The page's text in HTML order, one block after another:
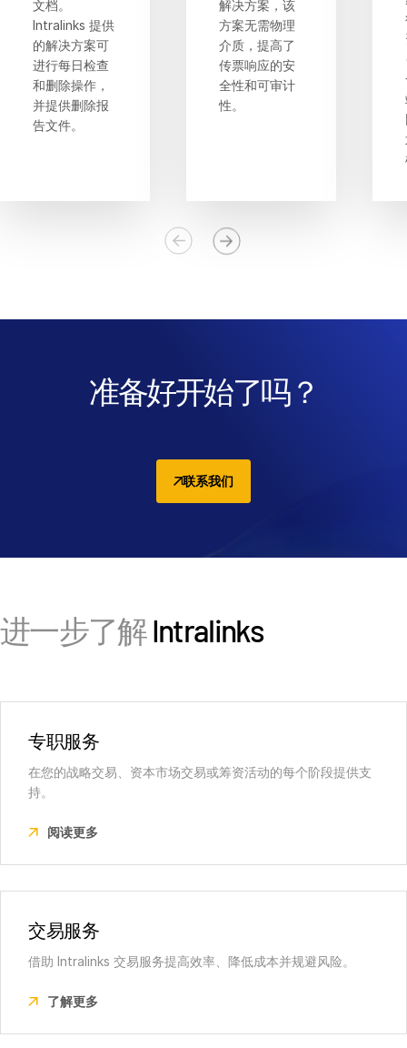
文档。
Intralinks 提供
的解决方案可
进行每日检查
和删除操作，
并提供删除报
告文件。
解决方案，该
方案无需物理
介质，提高了
传票响应的安
全性和可审计
性。
准备好开始了吗？
联系我们
进一步了解Intralinks
专职服务
在您的战略交易、资本市场交易或筹资活动的每个阶段提供支
持。
阅读更多
交易服务
借助 Intralinks 交易服务提高效率、降低成本并规避风险。
了解更多